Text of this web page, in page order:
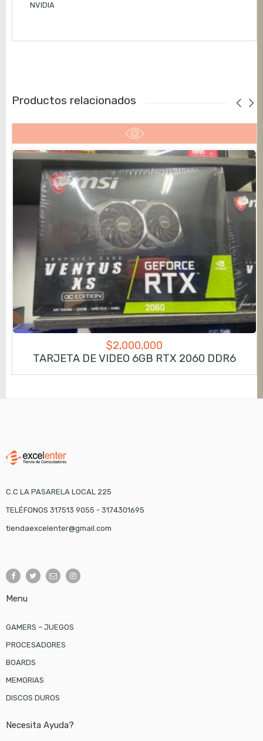
NVIDIA
Productos relacionados
$2,000,000
TARJETA DE VIDEO 6GB RTX 2060 DDR6
C.C LA PASARELA LOCAL 225
TELÉFONOS 317513 9055 - 3174301695
tiendaexcelenter@gmail.com
Menu
GAMERS – JUEGOS
PROCESADORES
BOARDS
MEMORIAS
DISCOS DUROS
Necesita Ayuda?